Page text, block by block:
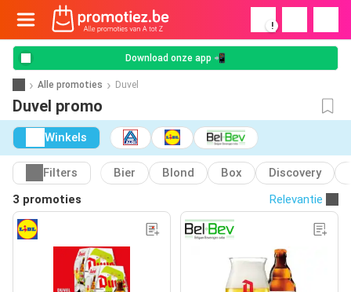
!
Download onze app 📲
Alle promoties Duvel
Duvel promo
Winkels
Filters Bier Blond Box
Discovery
3 promoties
Relevantie